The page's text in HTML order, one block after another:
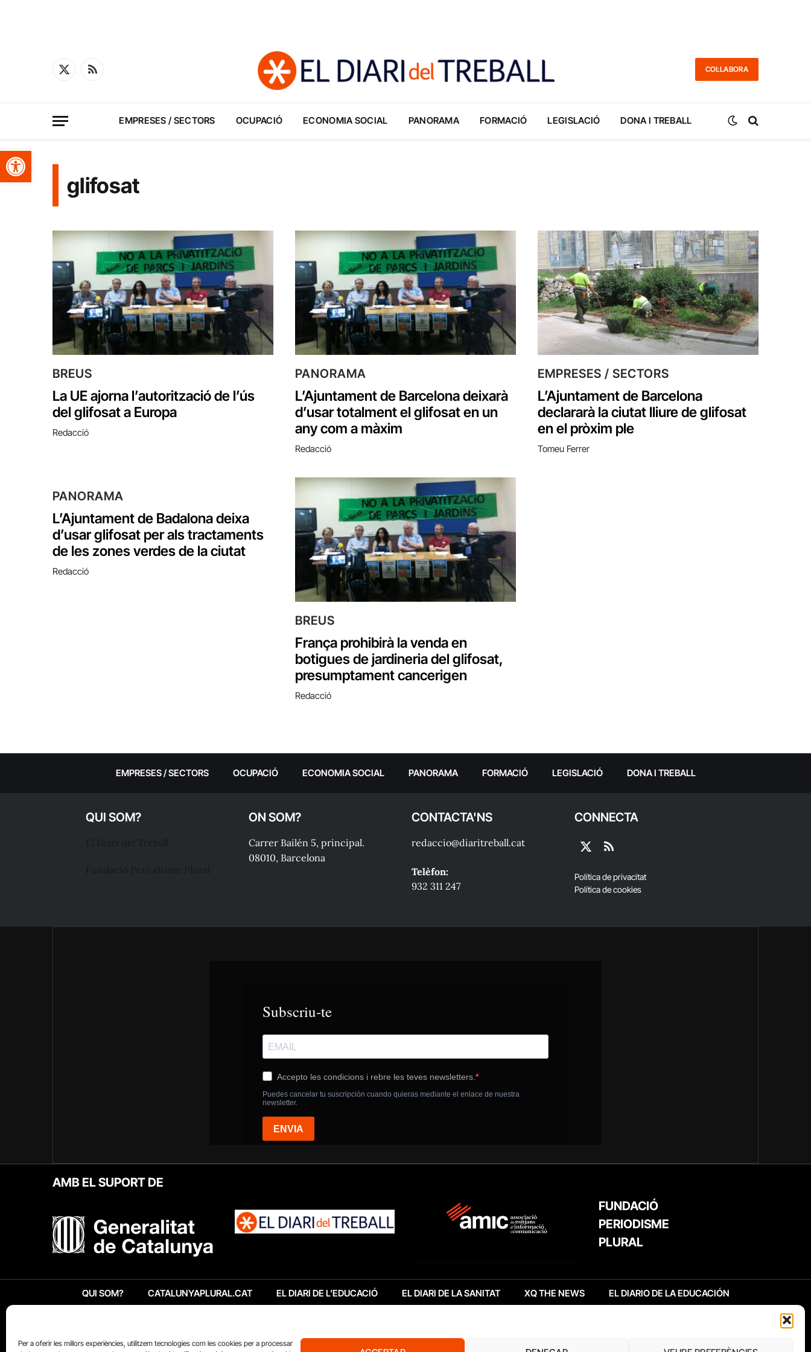
Obre la barra d'eines
Per a oferir les millors experiències, utilitzem tecnologies com les cookies per a processar
X
RSS
COL·LABORA
EMPRESES / SECTORS OCUPACIÓ ECONOMIA SOCIAL PANORAMA FORMACIÓ LEGISLACIÓ DONA I TREBALL
glifosat
BREUS
La UE ajorna l’autorització de l’ús
del glifosat a Europa
Redacció
PANORAMA
L’Ajuntament de Barcelona deixarà
d’usar totalment el glifosat en un
any com a màxim
Redacció
EMPRESES / SECTORS
L’Ajuntament de Barcelona
declararà la ciutat lliure de glifosat
en el pròxim ple
Tomeu Ferrer
PANORAMA
L’Ajuntament de Badalona deixa
d’usar glifosat per als tractaments
de les zones verdes de la ciutat
Redacció
BREUS
França prohibirà la venda en
botigues de jardineria del glifosat,
presumptament cancerigen
Redacció
EMPRESES / SECTORS OCUPACIÓ ECONOMIA SOCIAL PANORAMA FORMACIÓ LEGISLACIÓ DONA I TREBALL
QUI SOM? ON SOM?
Carrer Bailén 5, principal.
08010, Barcelona
CONTACTA'NS
redaccio@diaritreball.cat
Telèfon:
932 311 247
CONNECTA
X
RSS
Política de privacitat
Política de cookies
AMB EL SUPORT DE
FUNDACIÓ
PERIODISME
PLURAL
QUI SOM? CATALUNYAPLURAL.CAT EL DIARI DE L’EDUCACIÓ EL DIARI DE LA SANITAT XQ THE NEWS EL DIARIO DE LA EDUCACIÓN